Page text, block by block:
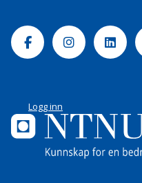
FacebookInstagram
Logg inn